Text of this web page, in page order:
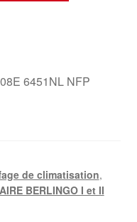
6451NL NFP
de climatisation,
BERLINGO I et II